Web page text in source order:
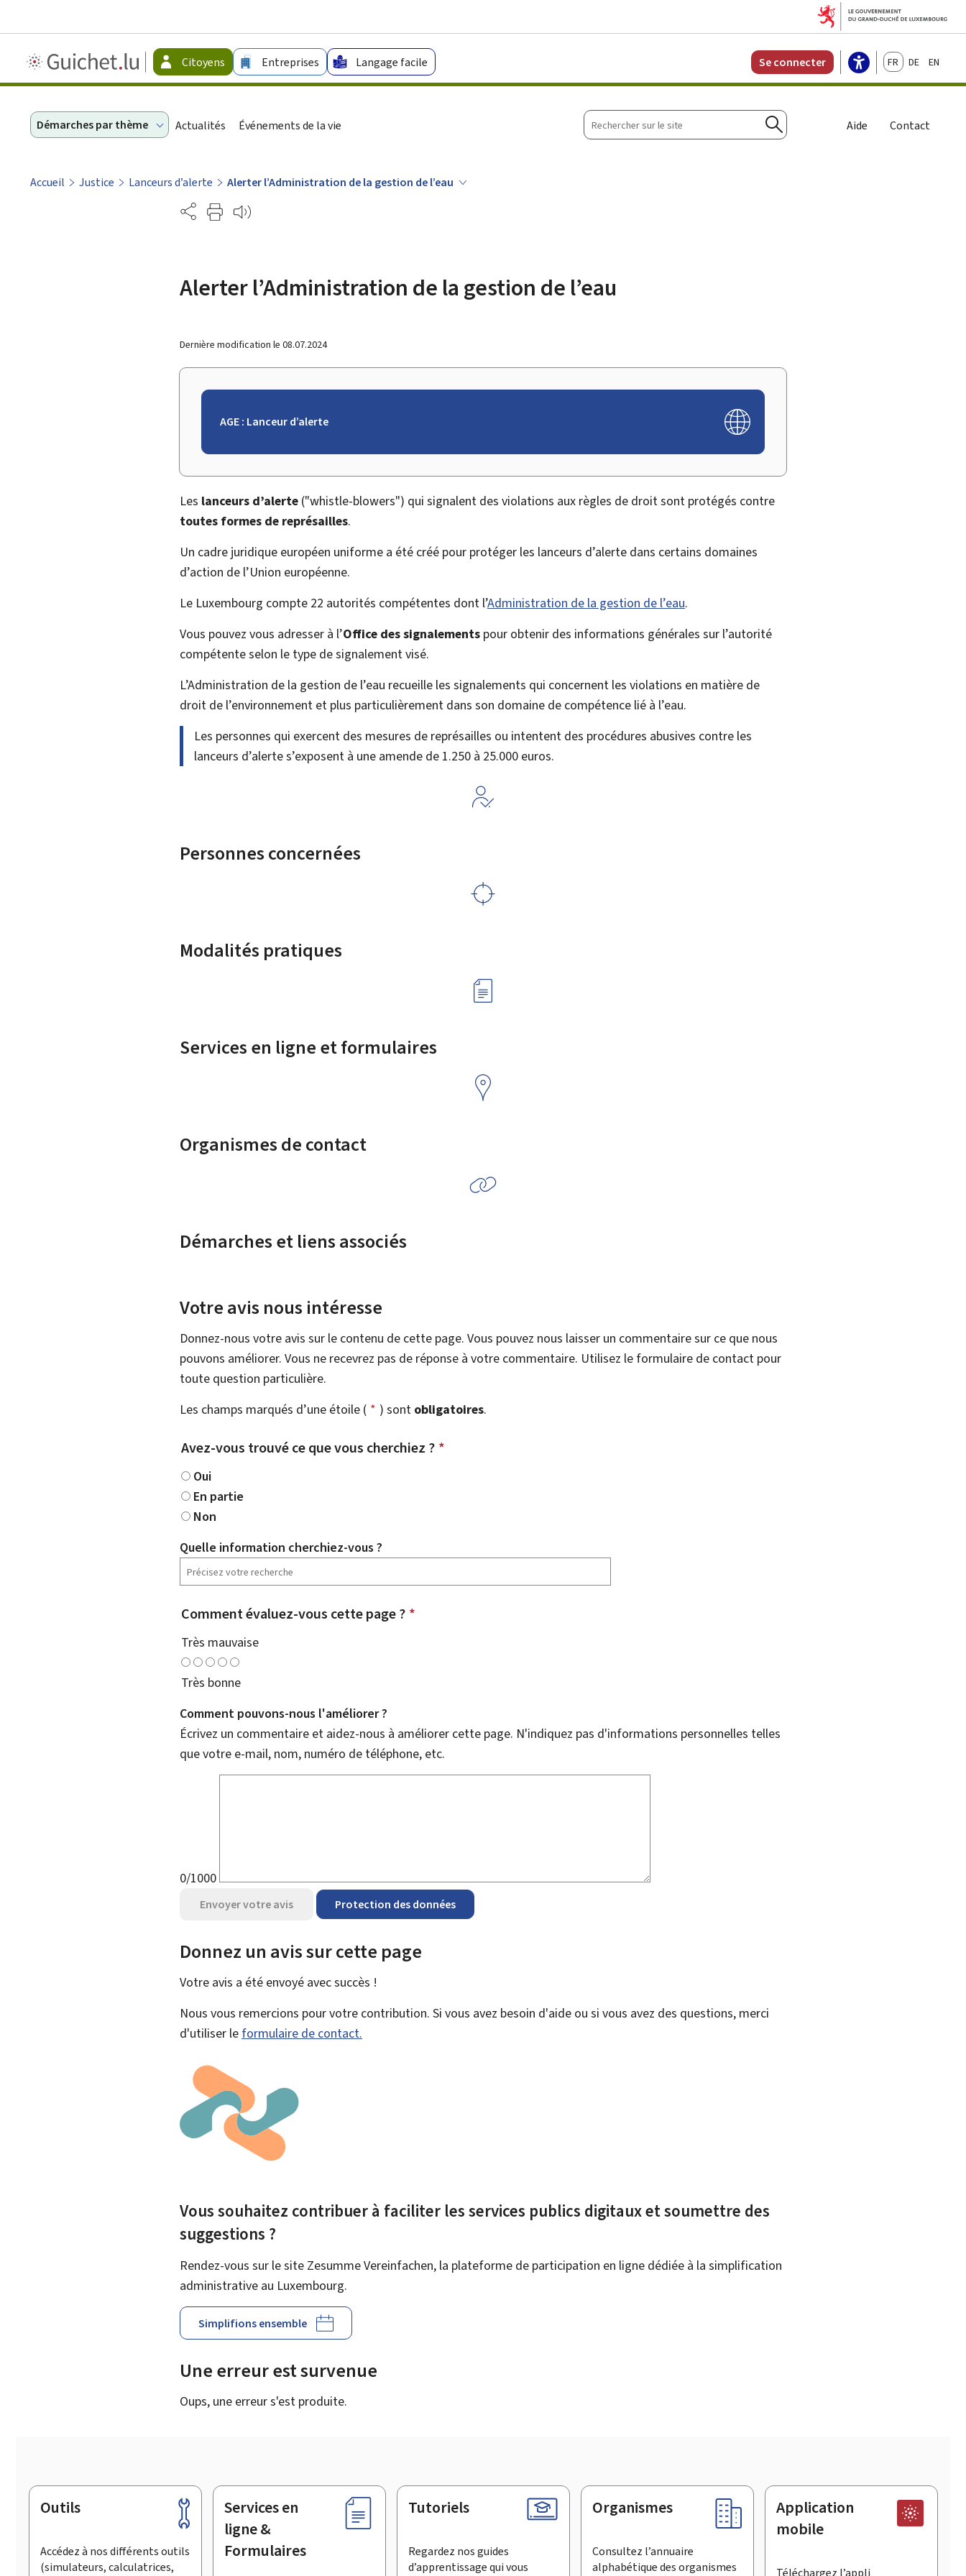
Guichet.lu
-
Citoyens Entreprises Langage facile Se connecter FrançaisDeutschEnglish
Démarches par thème Actualités Événements de la vie
Rechercher
sur
Rechercher
Aide Contact
Accueil Justice Lanceurs d’alerte
Alerter l’Administration de la gestion de l’eau
Partage
Alerter l’Administration de la gestion de l’eau
Dernière modification le 08.07.2024
AGE : Lanceur d’alerte
Les lanceurs d’alerte ("whistle-blowers") qui signalent des violations aux règles de droit sont protégés contre
toutes formes de représailles.
Un cadre juridique européen uniforme a été créé pour protéger les lanceurs d’alerte dans certains domaines
d’action de l’Union européenne.
Le Luxembourg compte 22 autorités compétentes dont l’Administration de la gestion de l’eau.
Vous pouvez vous adresser à l’Office des signalements pour obtenir des informations générales sur l’autorité
compétente selon le type de signalement visé.
L’Administration de la gestion de l’eau recueille les signalements qui concernent les violations en matière de
droit de l’environnement et plus particulièrement dans son domaine de compétence lié à l’eau.
Les personnes qui exercent des mesures de représailles ou intentent des procédures abusives contre les
lanceurs d’alerte s’exposent à une amende de 1.250 à 25.000 euros.
Personnes concernées
Modalités pratiques
Services en ligne et formulaires
Organismes de contact
Démarches et liens associés
Votre avis nous intéresse
Donnez-nous votre avis sur le contenu de cette page. Vous pouvez nous laisser un commentaire sur ce que nous
pouvons améliorer. Vous ne recevrez pas de réponse à votre commentaire. Utilisez le formulaire de contact pour
toute question particulière.
Les champs marqués d’une étoile ( * ) sont obligatoires.
Avez-vous trouvé ce que vous cherchiez ? *
Oui
En partie
Non
Quelle information cherchiez-vous ?
Comment évaluez-vous cette page ? *
Très mauvaise
Très bonne
Comment pouvons-nous l'améliorer ?
Écrivez un commentaire et aidez-nous à améliorer cette page. N'indiquez pas d'informations personnelles telles
que votre e-mail, nom, numéro de téléphone, etc.
0/1000
Envoyer votre avis Protection des données
Donnez un avis sur cette page
Votre avis a été envoyé avecsuccès !
Nous vous remercions pour votre contribution. Si vous avez besoin d'aide ou si vous avez des questions, merci
d'utiliser le formulaire de contact.
Vous souhaitez contribuer à faciliter les services publics digitaux et soumettre des
suggestions ?
Rendez-vous sur le site Zesumme Vereinfachen, la plateforme de participation en ligne dédiée à la simplification
administrative au Luxembourg.
Simplifions ensemble
Une erreur est survenue
Oups, une erreur s'est produite.
Pied
page
Outils
Accédez à nos différents outils
(simulateurs, calculatrices,
Services en
ligne &
Formulaires
Tutoriels
Regardez nos guides
d’apprentissage qui vous
Organismes
Consultez l’annuaire
alphabétique des organismes
Application
mobile
Téléchargez l’appli